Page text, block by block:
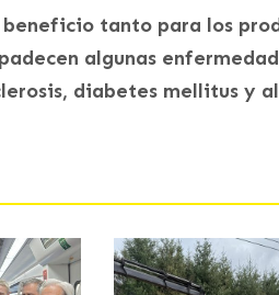
tanto para los
algunas
diabetes mellitus y